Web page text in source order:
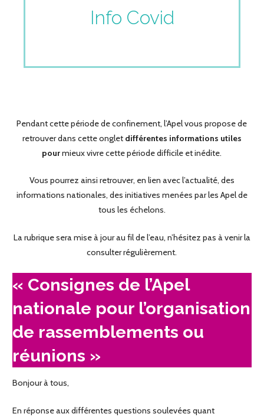
Info Covid
Pendant cette période de confinement, l’Apel vous propose de
retrouver dans cette onglet différentes informations utiles
pourmieux vivre cette période difficile et inédite.
Vous pourrez ainsi retrouver, en lien avec l’actualité, des
informations nationales, des initiatives menées par les Apel de
tous les échelons.
La rubrique sera mise à jour au fil de l’eau, n’hésitez pas à venir la
consulter régulièrement.
« Consignes de l’Apel
nationale pour l’organisation
de rassemblements ou
réunions »
Bonjour à tous,
En réponse aux différentes questions soulevées quant